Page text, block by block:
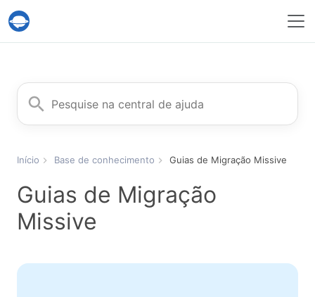
Serviço Help Desk Migration
Procurar
Início Base de conhecimento Guias de Migração Missive
Guias de Migração
Missive